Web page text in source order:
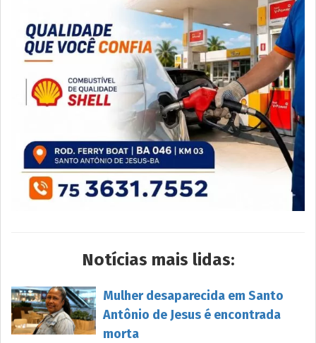
Notícias mais lidas:
Mulher desaparecida em Santo
Antônio de Jesus é encontrada
morta